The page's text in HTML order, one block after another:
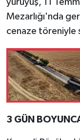
yürüyüş, 11
Mezarlığı'nda
cenaze töreniyle
3 GÜN